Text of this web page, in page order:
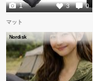
3 0
1
マット
Nordisk